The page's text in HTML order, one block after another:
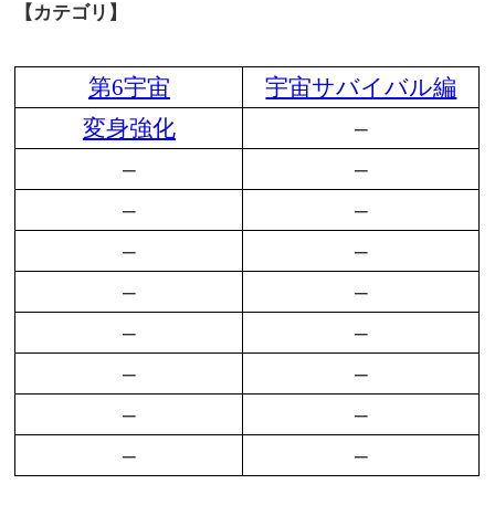
【カテゴリ】
第6宇宙
宇宙サバイバル編
変身強化
–
–
–
–
–
–
–
–
–
–
–
–
–
–
–
–
–